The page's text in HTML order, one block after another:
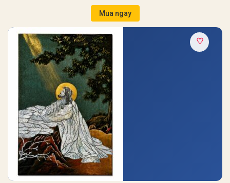
Mua ngay
♡